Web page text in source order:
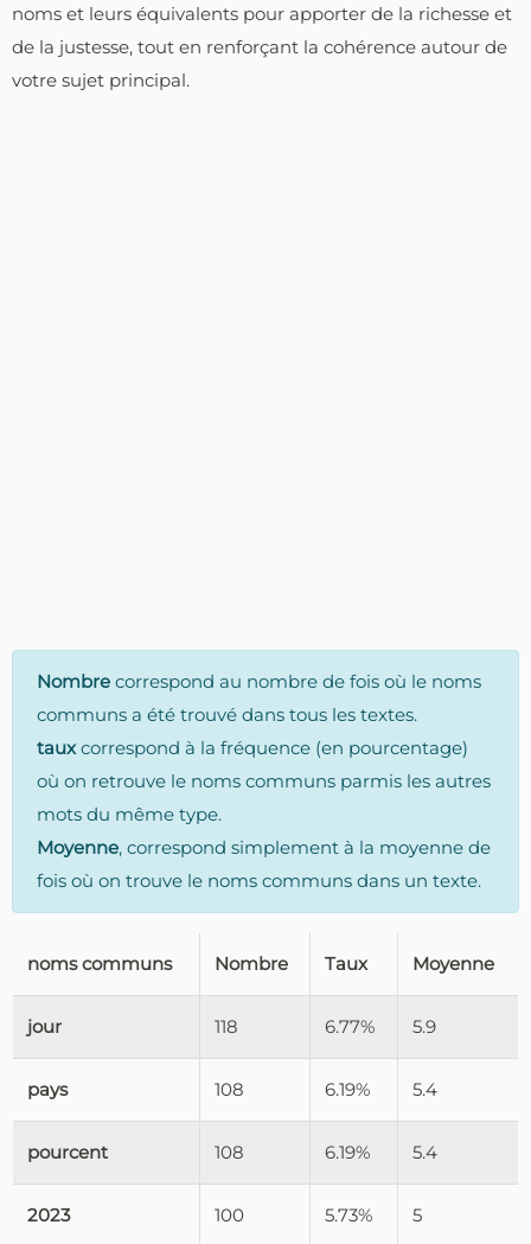
noms et leurs équivalents pour apporter de la richesse et
de la justesse, tout en renforçant la cohérence autour de
votre sujet principal.
Nombre correspond au nombre de fois où le noms
communs a été trouvé dans tous les textes.
tauxcorrespond à la fréquence (en pourcentage)
où on retrouve le noms communs parmis les autres
mots du même type.
Moyenne, correspond simplement à la moyenne de
fois où on trouve le noms communs dans un texte.
noms communs Nombre Taux Moyenne
jour 118 6.77% 5.9
pays 108 6.19% 5.4
pourcent 108 6.19% 5.4
2023 100 5.73% 5